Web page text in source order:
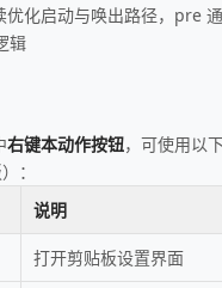
优化启动与唤出路径，pre
辑
右键本动作按钮，可使用以
：
说明
打开剪贴板设置界面